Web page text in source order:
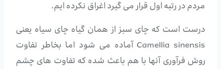
مردم در رتبه اول قرار می گیرد اغراق نکرده ایم.
درست است که چای سبز از همان گیاه چای سیاه یعنی
Camellia sinensis آماده می شود اما بخاطر تفاوت
روش فرآوری آنها با هم باعث شده که تفاوت های چشم